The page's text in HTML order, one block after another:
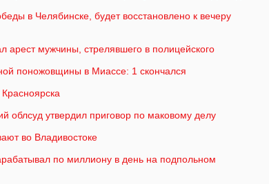
в Челябинске, будет восстановлено к вечеру
арест мужчины, стрелявшего в полицейского
поножовщины в Миассе: 1 скончался
облсуд утвердил приговор по маковому делу
во Владивостоке
по миллиону в день на подпольном